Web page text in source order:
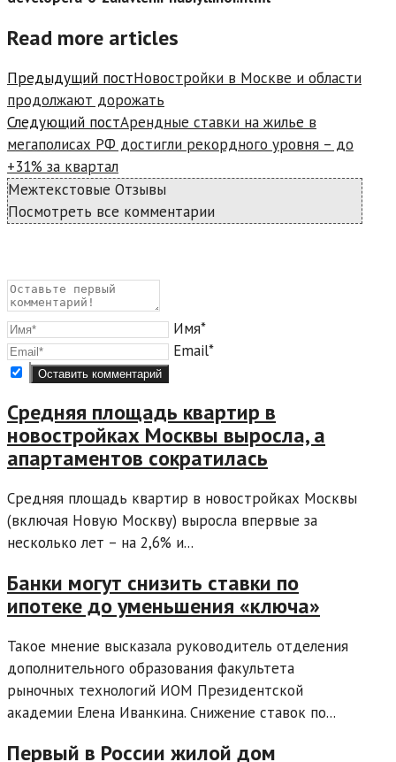
Read more articles
Предыдущий постНовостройки в Москве и области
продолжают дорожать
Следующий постАрендные ставки на жилье в
мегаполисах РФ достигли рекордного уровня – до
+31% за квартал
Межтекстовые Отзывы
Посмотреть все комментарии
Имя*
Email*
Средняя площадь квартир в
новостройках Москвы выросла, а
апартаментов сократилась
Средняя площадь квартир в новостройках Москвы
(включая Новую Москву) выросла впервые за
несколько лет – на 2,6% и...
Банки могут снизить ставки по
ипотеке до уменьшения «ключа»
Такое мнение высказала руководитель отделения
дополнительного образования факультета
рыночных технологий ИОМ Президентской
академии Елена Иванкина. Снижение ставок по...
Первый в России жилой дом